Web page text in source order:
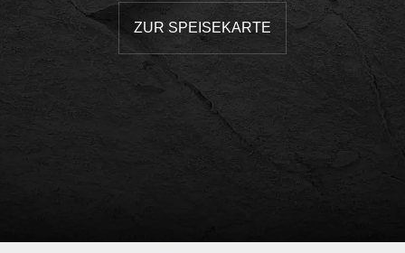
ZUR SPEISEKARTE